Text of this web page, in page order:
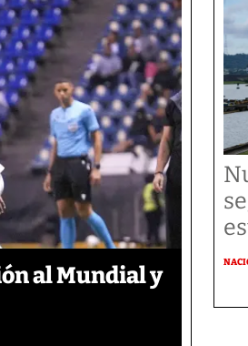
al Mundial y